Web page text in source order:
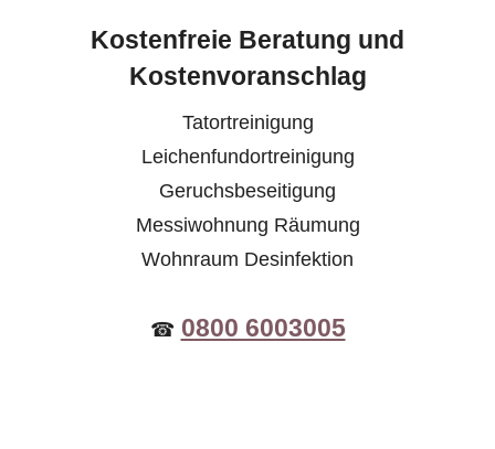
Kostenfreie Beratung und
Kostenvoranschlag
Tatortreinigung
Leichenfundortreinigung
Geruchsbeseitigung
Messiwohnung Räumung
Wohnraum Desinfektion
☎ 0800 6003005